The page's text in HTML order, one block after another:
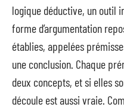
logique déductive, un outil
forme d’argumentation
établies, appelées
une conclusion. Chaque
deux concepts, et si elles
découle est aussi vraie.